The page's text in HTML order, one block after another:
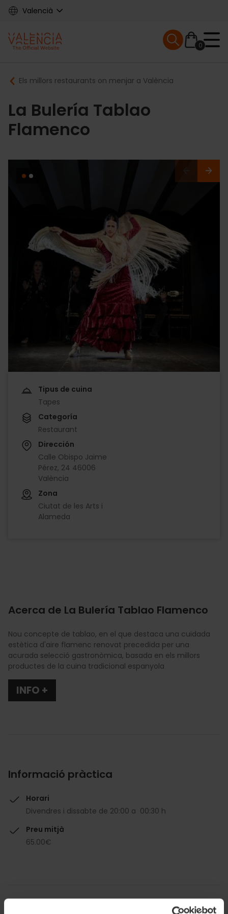
Skip
content
Valencià
Main
navigation
0
Mobile menu
Breadcrumb
Els millors restaurants on menjar a València
La Bulería Tablao
Flamenco
Tipus de cuina
Tapes
Categoría
Restaurant
Dirección
Calle Obispo Jaime
Pérez, 24 46006
València
Zona
Ciutat de les Arts i
Alameda
Acerca de La Bulería Tablao Flamenco
Nou concepte de tablao, en el que destaca una cuidada
estètica d'aire flamenc renovat precedida per una
acurada selecció gastronòmica, basada en els millors
productes de la cuina tradicional espanyola
INFO +
Informació pràctica
Horari
Divendres i dissabte de 20:00 a 00:30 h
Preu mitjà
65.00€